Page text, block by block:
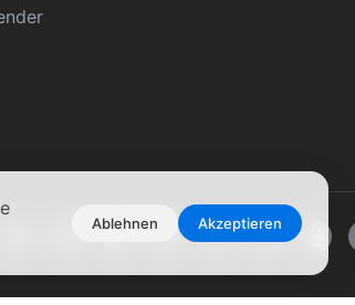
Ablehnen Akzeptieren